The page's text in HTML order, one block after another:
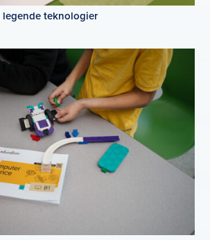
legende teknologier